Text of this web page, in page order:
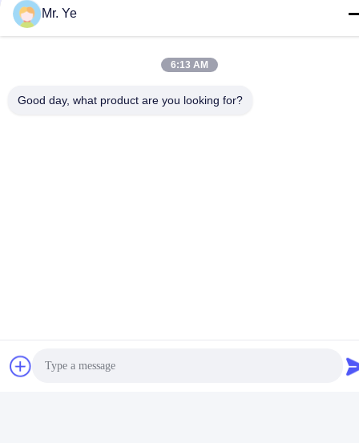
Mr. Ye
6:13 AM
Good day, what product are you looking for?